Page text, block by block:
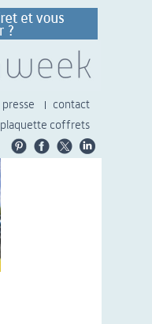
presse
contact
plaquette coffrets